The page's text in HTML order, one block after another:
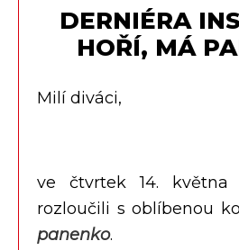
Prodej
Informace
Dárkové vouchery
Hromadné objednávky
O divadle
Zadaná představení
Zájezdy
Partnerství
Eshop
DERNIÉRA
HOŘÍ, MÁ
Milí diváci,
ve čtvrtek 14.
rozloučili s oblíbenou
panenko.